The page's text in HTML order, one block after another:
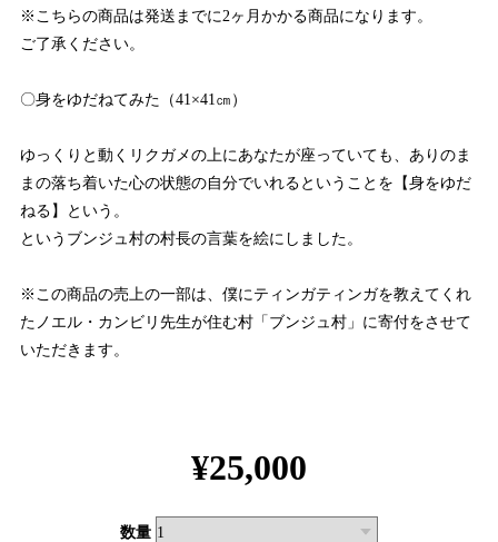
※こちらの商品は発送までに2ヶ月かかる商品になります。
ご了承ください。
〇身をゆだねてみた（41×41㎝）
ゆっくりと動くリクガメの上にあなたが座っていても、ありのま
まの落ち着いた心の状態の自分でいれるということを【身をゆだ
ねる】という。
というブンジュ村の村長の言葉を絵にしました。
※この商品の売上の一部は、僕にティンガティンガを教えてくれ
たノエル・カンビリ先生が住む村「ブンジュ村」に寄付をさせて
いただきます。
¥25,000
数量